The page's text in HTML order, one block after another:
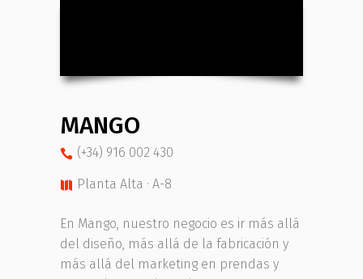
MANGO
(+34) 916 002 430
Planta Alta · A-8
En Mango, nuestro negocio es ir más allá
del diseño, más allá de la fabricación y
más allá del marketing en prendas y